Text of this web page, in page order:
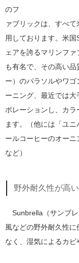
のフ
ァブリックは、すべ
用しております。米
ェアを誇るマリンフ
も有名で、その高い
ー）のパラソルやワ
ーニング、最近では
ボレーションし、カ
ます。（他には「ユ
ールコーヒーのオーニ
など）
野外耐久性が高い
Sunbrella（サンブレ
風などの野外耐久性
なく、湿気によるカビ